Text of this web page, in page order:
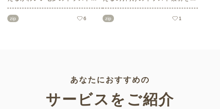
材をご紹介します。短冊の印刷
用テンプレート、飾り文字、使
zip 6
数ご紹介します。商用フリーの
可愛くておしゃれなイラスト素
さい！
zip 1
あなたにおすすめの
サービスをご紹介